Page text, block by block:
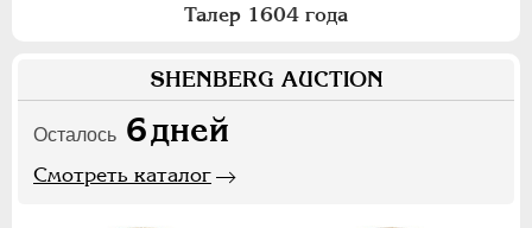
Талер 1604 года
SHENBERG AUCTION
Осталось 6дней
Смотреть каталог